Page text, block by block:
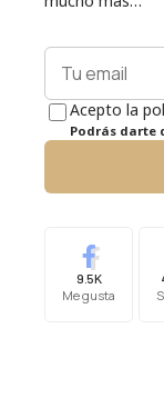
Acepto la
Podrás darte
9.5K
Me gusta